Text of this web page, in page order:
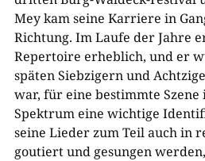
Mey kam seine Karriere in
Richtung. Im Laufe der Jahre
Repertoire erheblich, und er
späten Siebzigern und
war, für eine bestimmte
Spektrum eine wichtige
seine Lieder zum Teil auch in
goutiert und gesungen